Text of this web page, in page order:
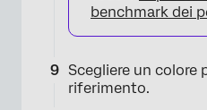
benchmark dei
Scegliere un colore
riferimento.